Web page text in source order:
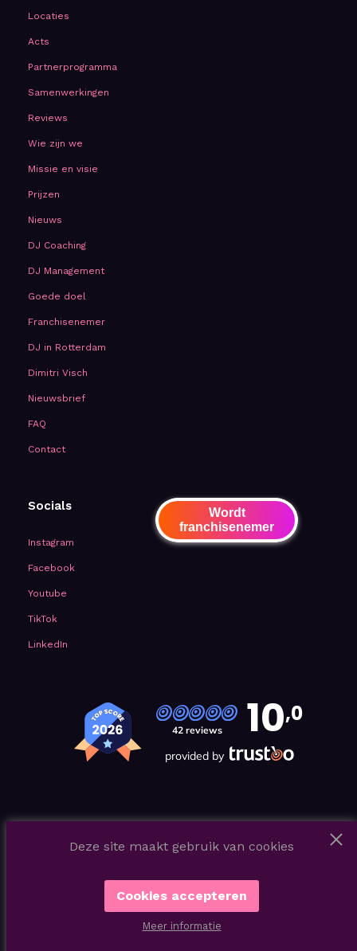
Locaties
Acts
Partnerprogramma
Samenwerkingen
Reviews
Wie zijn we
Missie en visie
Prijzen
Nieuws
DJ Coaching
DJ Management
Goede doel
Franchisenemer
DJ in Rotterdam
Dimitri Visch
Nieuwsbrief
FAQ
Contact
Socials
Instagram
Facebook
Youtube
TikTok
LinkedIn
Wordt
franchisenemer
42 reviews 10,0
provided by
Deze site maakt gebruik van cookies
Cookies accepteren
Meer informatie